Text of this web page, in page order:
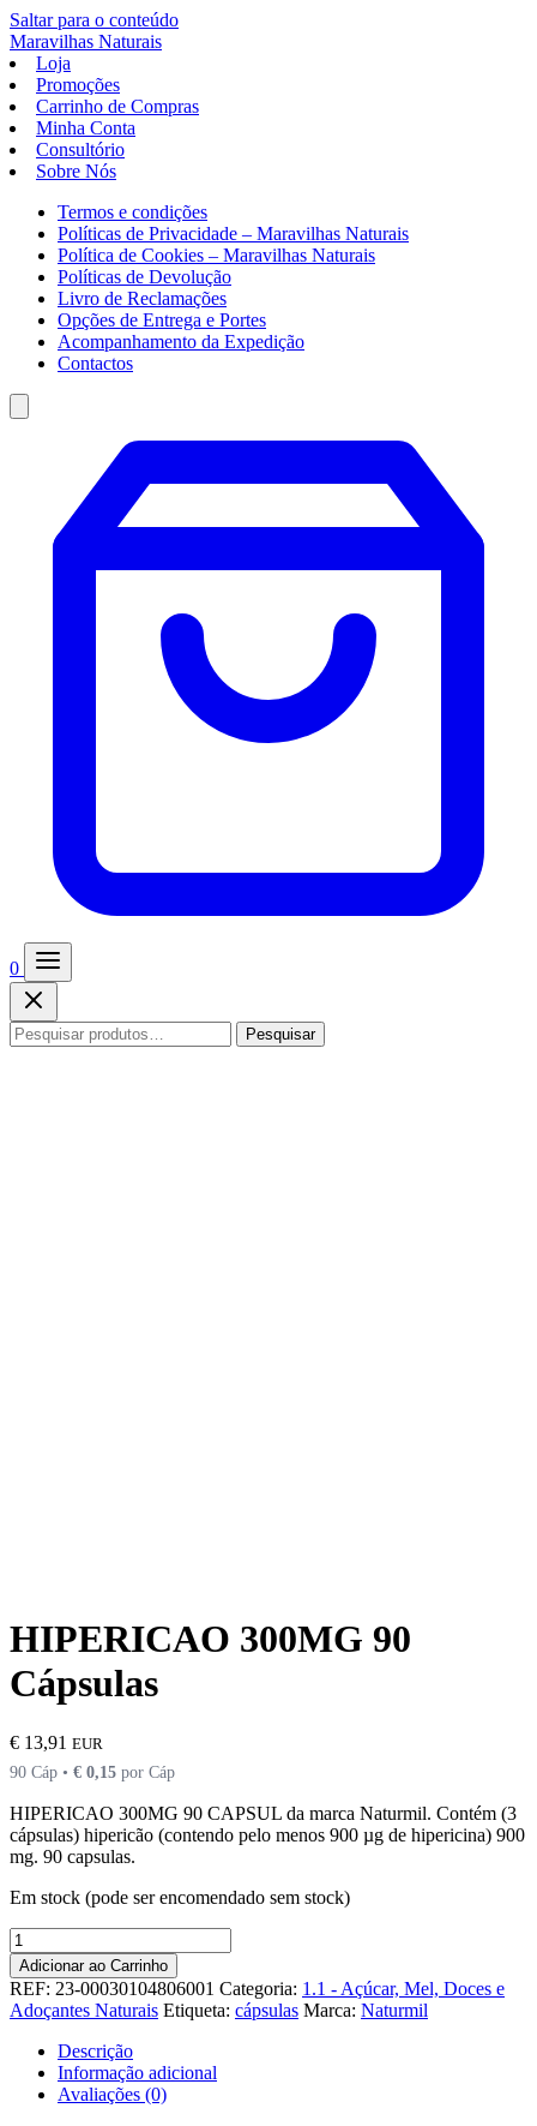
Saltar para o conteúdo
Maravilhas Naturais
Loja
Promoções
Carrinho de Compras
Minha Conta
Consultório
Sobre Nós
Termos e condições
Políticas de Privacidade – Maravilhas Naturais
Política de Cookies – Maravilhas Naturais
Políticas de Devolução
Livro de Reclamações
Opções de Entrega e Portes
Acompanhamento da Expedição
Contactos
0
Pesquisar
HIPERICAO 300MG 90
Cápsulas
€ 13,91 EUR
90 Cáp • € 0,15 por Cáp
HIPERICAO 300MG 90 CAPSUL da marca Naturmil. Contém (3
cápsulas) hipericão (contendo pelo menos 900 µg de hipericina) 900
mg. 90 capsulas.
Em stock (pode ser encomendado sem stock)
Quantidade
de
HIPERICAO
300MG
90
Cápsulas
Adicionar ao Carrinho
REF: 23-00030104806001 Categoria: 1.1 - Açúcar, Mel, Doces e
Adoçantes Naturais Etiqueta: cápsulas Marca: Naturmil
Descrição
Informação adicional
Avaliações (0)